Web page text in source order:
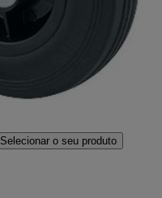
Selecionar o seu produto